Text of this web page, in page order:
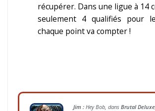
récupérer. Dans une ligue à 14
seulement 4 qualifiés pour
chaque point va compter !
Jim :Hey Bob, dans Brutal Deluxe